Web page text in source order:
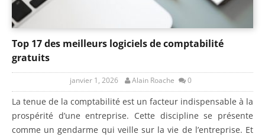
Top 17 des meilleurs logiciels de comptabilité
gratuits
janvier 1, 2026 Alain Roache 0
La tenue de la comptabilité est un facteur indispensable à la
prospérité d’une entreprise. Cette discipline se présente
comme un gendarme qui veille sur la vie de l’entreprise. Et